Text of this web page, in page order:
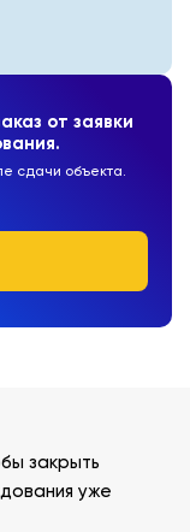
от заявки
сдачи объекта.
закрыть
уже